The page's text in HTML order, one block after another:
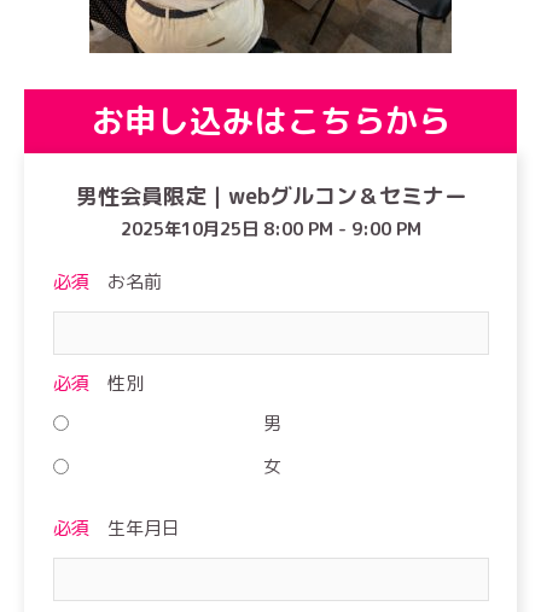
お申し込みはこちらから
男性会員限定｜webグルコン＆セミナー
2025年10月25日 8:00 PM - 9:00 PM
必須 お名前
必須
性別
男
女
必須 生年月日